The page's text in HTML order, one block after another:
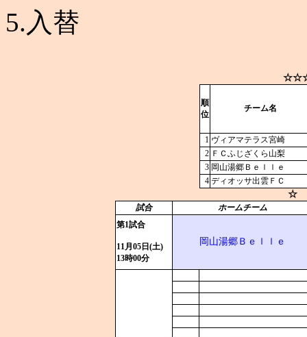
5.入替
順
位
チーム名
1 ヴィアマテラス宮崎
2 ＦＣふじざくら山梨
3 岡山湯郷Ｂｅｌｌｅ
4 ディオッサ出雲ＦＣ
☆
試合
ホームチーム
第1試合
11月05日(土)
13時00分
岡山湯郷Ｂｅｌｌｅ